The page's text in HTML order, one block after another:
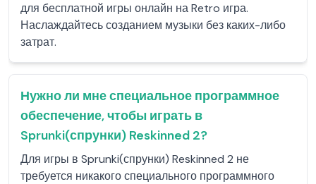
для бесплатной игры онлайн на Retro игра.
Наслаждайтесь созданием музыки без каких-либо
затрат.
Нужно ли мне специальное программное
обеспечение, чтобы играть в
Sprunki(спрунки) Reskinned 2?
Для игры в Sprunki(спрунки) Reskinned 2 не
требуется никакого специального программного